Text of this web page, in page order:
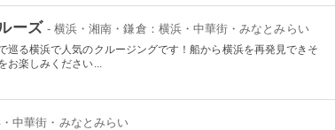
ーズ - 横浜・湘南・鎌倉：横浜・中華街・みなとみらい
巡る横浜で人気のクルージングです！船から横浜を再発見できそ
お楽しみください...
中華街・みなとみらい